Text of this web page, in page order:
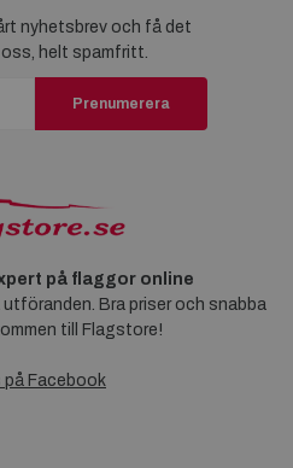
nyhetsbrev och få det
helt spamfritt.
Prenumerera
på flaggor online
Bra priser och snabba
till Flagstore!
på Facebook